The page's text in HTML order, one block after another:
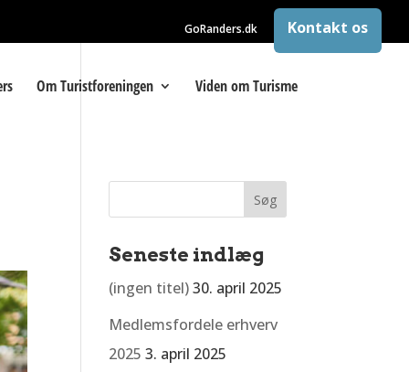
GoRanders.dk Kontakt os
Om Turistforeningen Viden om Turisme
Seneste indlæg
(ingen titel)30. april 2025
Medlemsfordele erhverv
2025 3. april 2025